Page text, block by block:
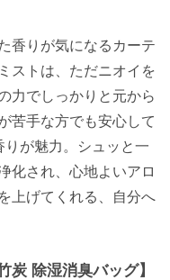
香りが気になるカーテ
ストは、ただニオイを
力でしっかりと元から
苦手な方でも安心して
が魅力。シュッと一
化され、心地よいアロ
上げてくれる、自分へ
炭 除湿消臭バッグ】